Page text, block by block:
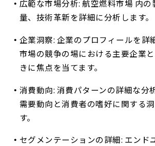
広範な市場分析: 航空燃料市場 内
量、技術革新を詳細に分析します。
企業洞察: 企業のプロフィールを詳
市場の競争の場における主要企業
きに焦点を当てます。
消費動向: 消費パターンの詳細な分
需要動向と消費者の嗜好に関する
す。
セグメンテーションの詳細: エンド